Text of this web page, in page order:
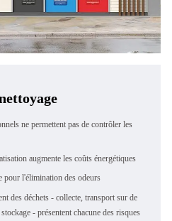
ne permettent pas de contrôler les
augmente les coûts énergétiques
pour l'élimination des odeurs
des déchets - collecte, transport sur de
- présentent chacune des risques